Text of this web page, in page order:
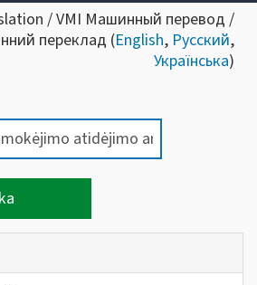
/ VMI Машинный перевод /
переклад (English, Русский,
Українська)